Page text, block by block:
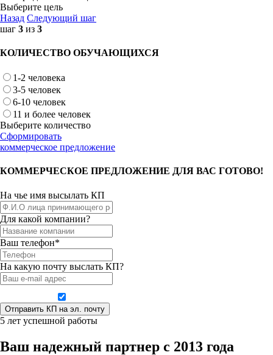
Выберите цель
Назад Следующий шаг
шаг 3 из 3
КОЛИЧЕСТВО ОБУЧАЮЩИХСЯ
1-2 человека
3-5 человек
6-10 человек
11 и более человек
Выберите количество
Сформировать
коммерческое предложение
КОММЕРЧЕСКОЕ ПРЕДЛОЖЕНИЕ ДЛЯ ВАС ГОТОВО!
На чье имя высылать КП
Для какой компании?
Ваш телефон*
На какую почту выслать КП?
5 лет успешной работы
Ваш надежный партнер с 2013 года